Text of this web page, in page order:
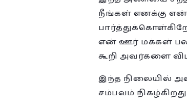
நீங்கள் எனக்கு
என் ஊர் மக்கள்
கூறி அவர்களை
இந்த நிலையில்
சம்பவம்